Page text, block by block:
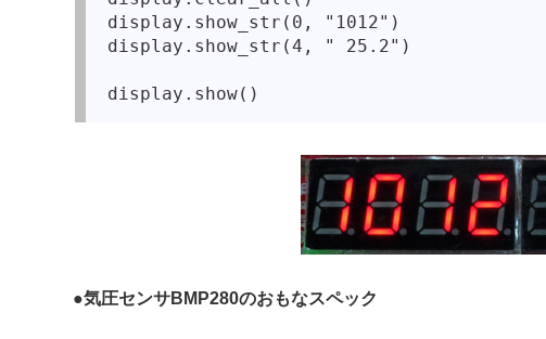
display.show_str(0, "1012")
display.show_str(4, " 25.2")
●気圧センサBMP280のおもなスペック